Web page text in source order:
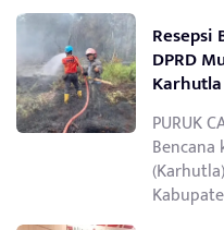
Resepsi
DPRD
Karhutla
PURUK